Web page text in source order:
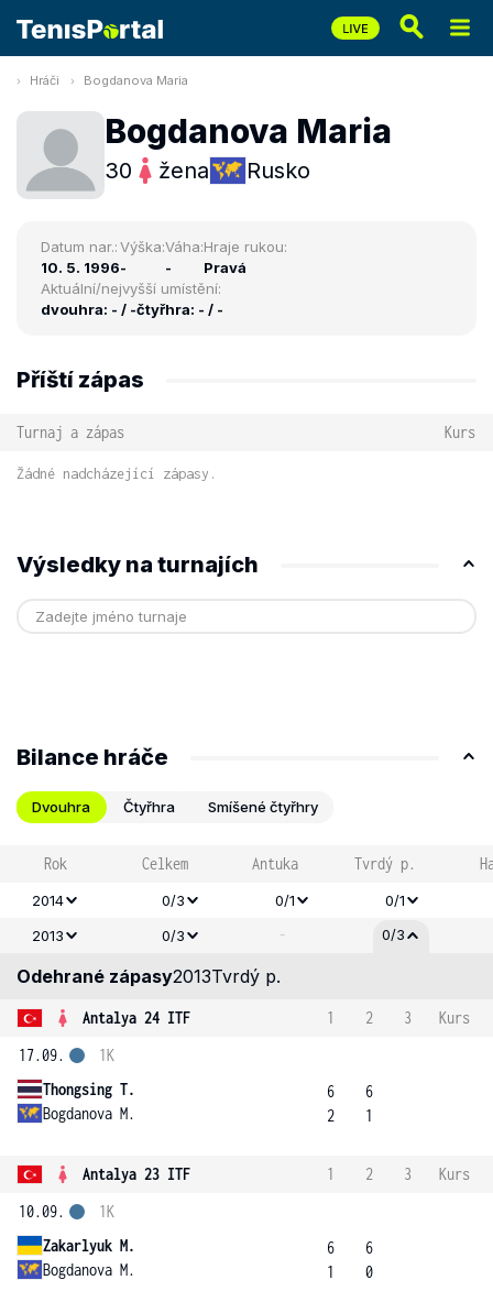
Hráči Bogdanova Maria
Bogdanova Maria
30 žena Rusko
Datum nar.:
10. 5. 1996
Výška:
-
Váha:
-
Hraje rukou:
Pravá
Aktuální/nejvyšší umístění:
dvouhra: - / -čtyřhra: - / -
Příští zápas
Turnaj a zápas Kurs
Žádné nadcházející zápasy.
Výsledky na turnajích
Bilance hráče
Dvouhra Čtyřhra Smíšené čtyřhry
Rok Celkem Antuka Tvrdý p.
2014 0/3 0/1
0/1
2013
0/3 - 0/3
Odehrané zápasy2013Tvrdý p.
Antalya 24 ITF 1 2 3
Kurs
17.09.
Thongsing T.
Bogdanova M.
1K
6
2
6
1
Antalya 23 ITF 1 2 3
Kurs
10.09.
Zakarlyuk M.
Bogdanova M.
1K
6
1
6
0